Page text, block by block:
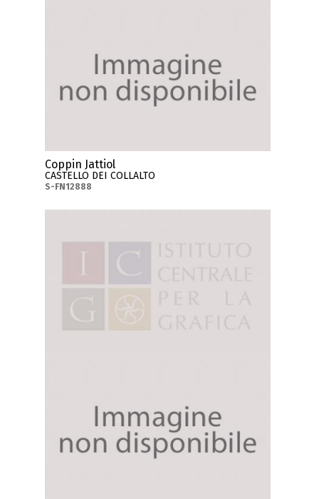
Coppin Jattiol
CASTELLO DEI COLLALTO
S-FN12888